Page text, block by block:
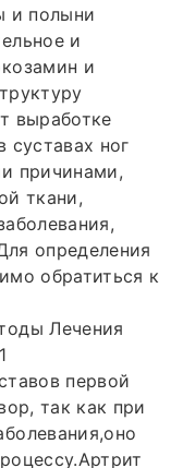
и полыни
и
и
выработке
ног
причинами,
ткани,
определения
обратиться к
Лечения
первой
так как при